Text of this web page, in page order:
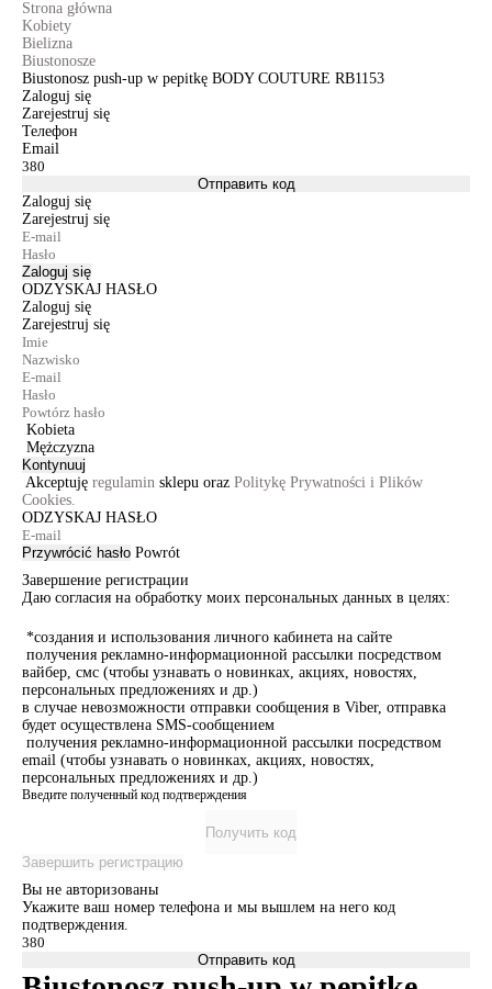
Strona główna
Kobiety
Bielizna
Biustonosze
Biustonosz push-up w pepitkę BODY COUTURE RB1153
Zaloguj się
Zarejestruj się
Телефон
Email
Отправить код
Zaloguj się
Zarejestruj się
Zaloguj się
ODZYSKAJ HASŁO
Zaloguj się
Zarejestruj się
Kobieta
Mężczyzna
Kontynuuj
Akceptuję regulamin sklepu oraz Politykę Prywatności i Plików
Cookies.
ODZYSKAJ HASŁO
Przywrócić hasło Powrót
Завершение регистрации
Даю согласия на обработку моих персональных данных в целях:
*создания и использования личного кабинета на сайте
получения рекламно-информационной рассылки посредством
вайбер, смс (чтобы узнавать о новинках, акциях, новостях,
персональных предложениях и др.)
в случае невозможности отправки сообщения в Viber, отправка
будет осуществлена SMS-сообщением
получения рекламно-информационной рассылки посредством
email (чтобы узнавать о новинках, акциях, новостях,
персональных предложениях и др.)
Введите полученный код подтверждения
Получить код
Завершить регистрацию
Вы не авторизованы
Укажите ваш номер телефона и мы вышлем на него код
подтверждения.
Отправить код